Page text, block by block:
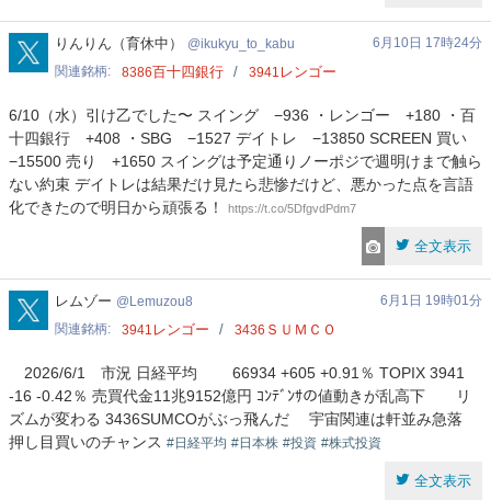
ikukyu_to_kabu
りんりん（育休中） ikukyu_to_kabu
6月10日 17時24分
関連銘柄
8386百十四銀行 3941 レンゴー
6/10（水）引け乙でした〜 スイング −936 ・レンゴー +180 ・百
十四銀行 +408 ・SBG −1527 デイトレ −13850 SCREEN 買い
−15500 売り +1650 スイングは予定通りノーポジで週明けまで触ら
ない約束 デイトレは結果だけ見たら悲惨だけど、悪かった点を言語
化できたので明日から頑張る！
https://t.co/5DfgvdPdm7
全文表示
Lemuzou8
レムゾー Lemuzou8
6月1日 19時01分
関連銘柄
3941 レンゴー 3436 ＳＵＭＣＯ
2026/6/1 市況 日経平均 66934 +605 +0.91％ TOPIX 3941
-16 -0.42％ 売買代金11兆9152億円 ｺﾝﾃﾞﾝｻの値動きが乱高下 リ
ズムが変わる 3436SUMCOがぶっ飛んだ 宇宙関連は軒並み急落
押し目買いのチャンス #日経平均 #日本株 #投資 #株式投資
全文表示